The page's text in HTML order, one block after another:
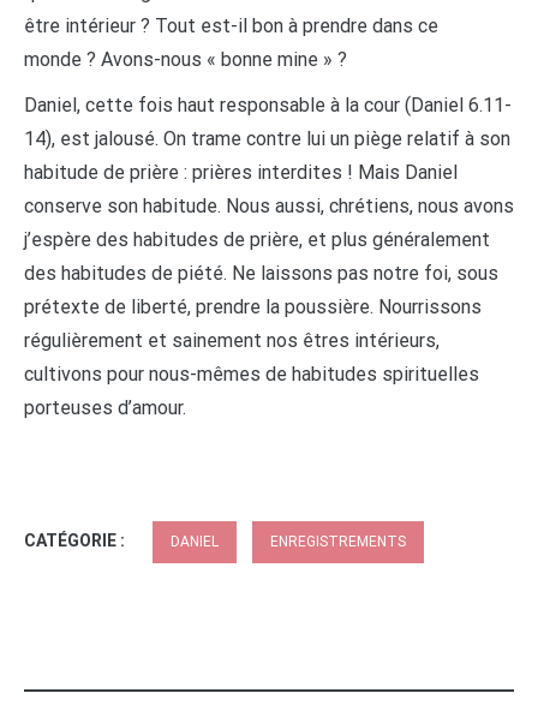
être intérieur ? Tout est-il bon à prendre dans ce
monde ? Avons-nous « bonne mine » ?
Daniel, cette fois haut responsable à la cour (Daniel 6.11-
14), est jalousé. On trame contre lui un piège relatif à son
habitude de prière : prières interdites ! Mais Daniel
conserve son habitude. Nous aussi, chrétiens, nous avons
j’espère des habitudes de prière, et plus généralement
des habitudes de piété. Ne laissons pas notre foi, sous
prétexte de liberté, prendre la poussière. Nourrissons
régulièrement et sainement nos êtres intérieurs,
cultivons pour nous-mêmes de habitudes spirituelles
porteuses d’amour.
CATÉGORIE : DANIEL ENREGISTREMENTS